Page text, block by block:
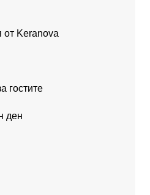
от Keranova
гостите
ден